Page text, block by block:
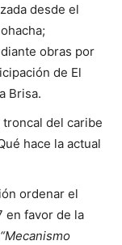
desde el
obras por
de El
Brisa.
del caribe
hace la actual
ordenar el
en favor de la
“Mecanismo